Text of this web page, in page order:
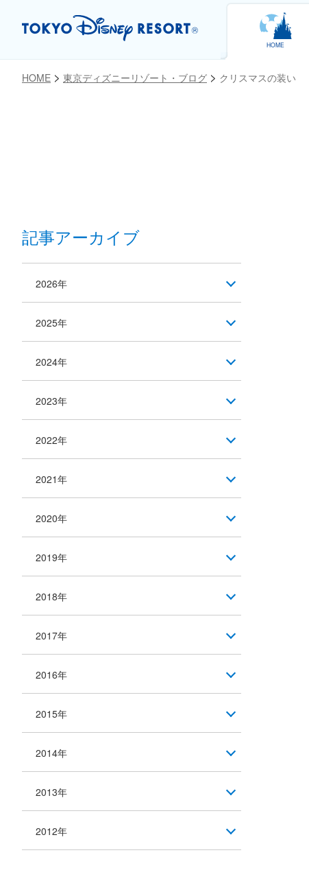
HOME
HOME 東京ディズニーリゾート・ブログ クリスマスの装い
記事アーカイブ
2026年
2025年
2024年
2023年
2022年
2021年
2020年
2019年
2018年
2017年
2016年
2015年
2014年
2013年
2012年